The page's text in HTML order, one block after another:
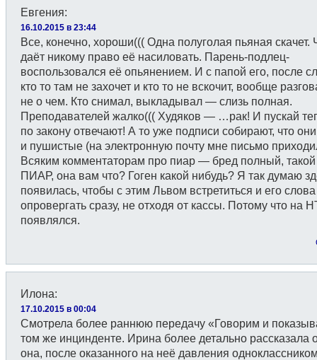
Евгения:
16.10.2015 в 23:44
Все, конечно, хороши((( Одна полуголая пьяная скачет.
даёт никому право её насиловать. Парень-подлец-
воспользовался её опьянением. И с папой его, после
кто то там не захочет и кто то не вскочит, вообще
не о чем. Кто снимал, выкладывал — слизь полная.
Преподавателей жалко((( Худяков — …рак! И пускай
по закону отвечают! А то уже подписи собирают, что
и пушистые (на электронную почту мне письмо
Всяким комментаторам про пиар — бред полный,
ПИАР, она вам что? Гоген какой нибудь? Я так думаю
появилась, чтобы с этим Львом встретиться и его слова
опровергать сразу, не отходя от кассы. Потому что на
появлялся.
Илона:
17.10.2015 в 00:04
Смотрела более раннюю передачу «Говорим и
том же инцинденте. Ирина более детально рассказала
она, после оказанного на неё давления